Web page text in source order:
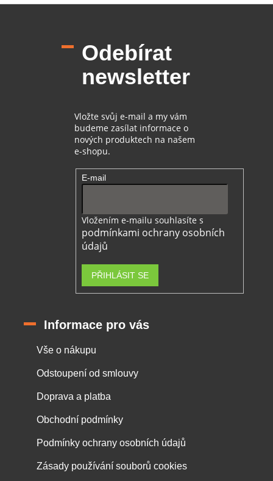
Odebírat
newsletter
Vložte svůj e-mail a my vám
budeme zasílat informace o
nových produktech na našem
e-shopu.
E-mail
Vložením e-mailu souhlasíte s
podmínkami ochrany osobních
údajů
PŘIHLÁSIT SE
Informace pro vás
Vše o nákupu
Odstoupení od smlouvy
Doprava a platba
Obchodní podmínky
Podmínky ochrany osobních údajů
Zásady používání souborů cookies